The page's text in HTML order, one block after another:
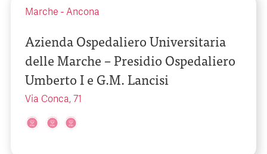
Marche - Ancona
Azienda Ospedaliero Universitaria
delle Marche – Presidio Ospedaliero
Umberto I e G.M. Lancisi
Via Conca, 71